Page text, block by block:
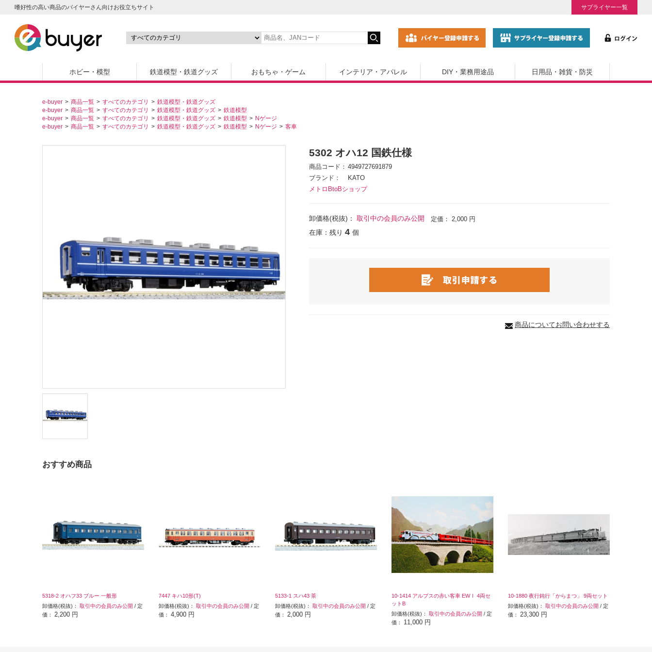
嗜好性の高い商品のバイヤーさん向けお役立ちサイト サプライヤー一覧
ホビー・模型 鉄道模型・鉄道グッズ おもちゃ・ゲーム インテリア・アパレル DIY・業務用途品 日用品・雑貨・防災
e-buyer 商品一覧 すべてのカテゴリ
鉄道模型・鉄道グッズ
e-buyer
商品一覧 すべてのカテゴリ 鉄道模型・鉄道グッズ
鉄道模型
e-buyer
商品一覧 すべてのカテゴリ 鉄道模型・鉄道グッズ 鉄道模型
Nゲージ
e-buyer
商品一覧 すべてのカテゴリ 鉄道模型・鉄道グッズ 鉄道模型 Nゲージ 客車
5302 オハ12 国鉄仕様
商品コード
4949727691879
ブランド
KATO
メトロBtoBショップ
卸価格(税抜)： 取引中の会員のみ公開 定価： 2,000 円
在庫：残り 4 個
商品についてお問い合わせする
おすすめ商品
5318-2 オハフ33 ブルー 一般形
卸価格(税抜)： 取引中の会員のみ公開 / 定
価： 2,200 円
7447 キハ10形(T)
卸価格(税抜)： 取引中の会員のみ公開 / 定
価： 4,900 円
5133-1 スハ43 茶
卸価格(税抜)： 取引中の会員のみ公開 / 定
価： 2,000 円
10-1414 アルプスの赤い客車 EWⅠ 4両セ
ットB
卸価格(税抜)： 取引中の会員のみ公開 / 定
価： 11,000 円
10-1880 夜行鈍行「からまつ」 9両セット
卸価格(税抜)： 取引中の会員のみ公開 / 定
価： 23,300 円